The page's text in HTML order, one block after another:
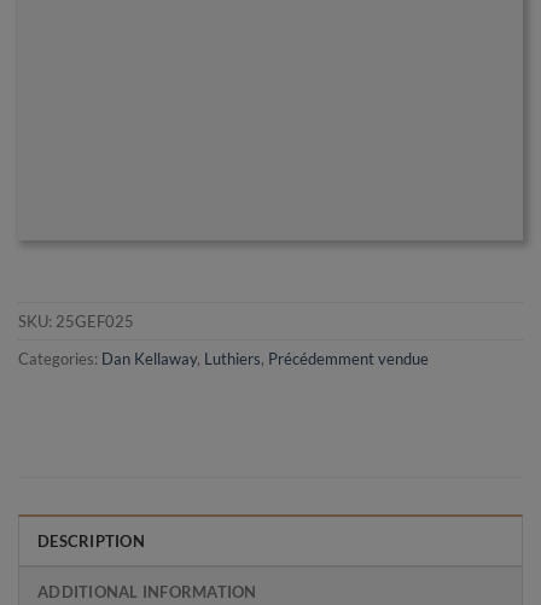
SKU: 25GEF025
Categories: Dan Kellaway, Luthiers, Précédemment vendue
DESCRIPTION
ADDITIONAL INFORMATION